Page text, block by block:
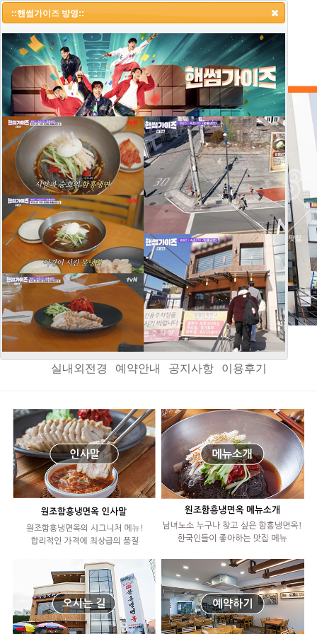
메뉴소개 음식정보
메뉴갤러리
실내외전경
예약안내 공지사항 이용후기
::냉면랩소디 1부::
::핸썸가이즈 방영::